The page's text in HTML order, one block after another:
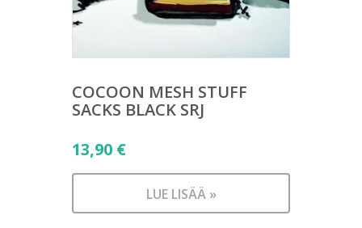
COCOON MESH STUFF
SACKS BLACK SRJ
13,90 €
LUE LISÄÄ »